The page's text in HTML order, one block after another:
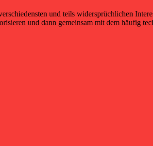
und teils widersprüchlichen
und dann gemeinsam mit dem häufig